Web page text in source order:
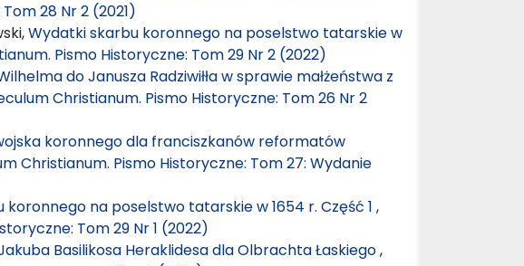
28 Nr 2 (2021)
Wydatki skarbu koronnego na poselstwo tatarskie w
Pismo Historyczne: Tom 29 Nr 2 (2022)
do Janusza Radziwiłła w sprawie małżeństwa z
Christianum. Pismo Historyczne: Tom 26 Nr 2
koronnego dla franciszkanów reformatów
Christianum. Pismo Historyczne: Tom 27: Wydanie
koronnego na poselstwo tatarskie w 1654 r. Część 1 ,
Tom 29 Nr 1 (2022)
Basilikosa Heraklidesa dla Olbrachta Łaskiego,